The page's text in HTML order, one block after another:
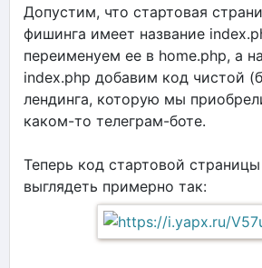
Допустим, что стартовая
фишинга имеет название
переименуем ее в home.php, а
index.php добавим код чистой
лендинга, которую мы
каком-то телеграм-боте.
Теперь код стартовой
выглядеть примерно так: